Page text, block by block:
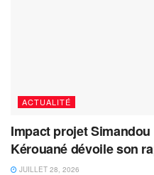
ACTUALITÉ
Impact projet
Kérouané dévoile son
JUILLET 28, 2026